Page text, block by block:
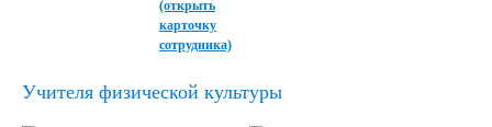
(открыть
карточку
сотрудника)
Учителя физической культуры